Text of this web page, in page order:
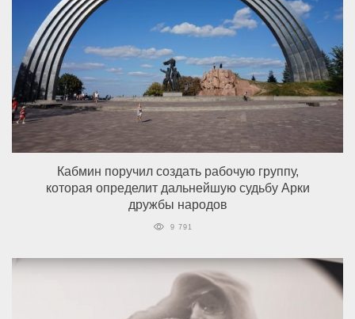
Кабмин поручил создать рабочую группу,
которая определит дальнейшую судьбу Арки
дружбы народов
9 791